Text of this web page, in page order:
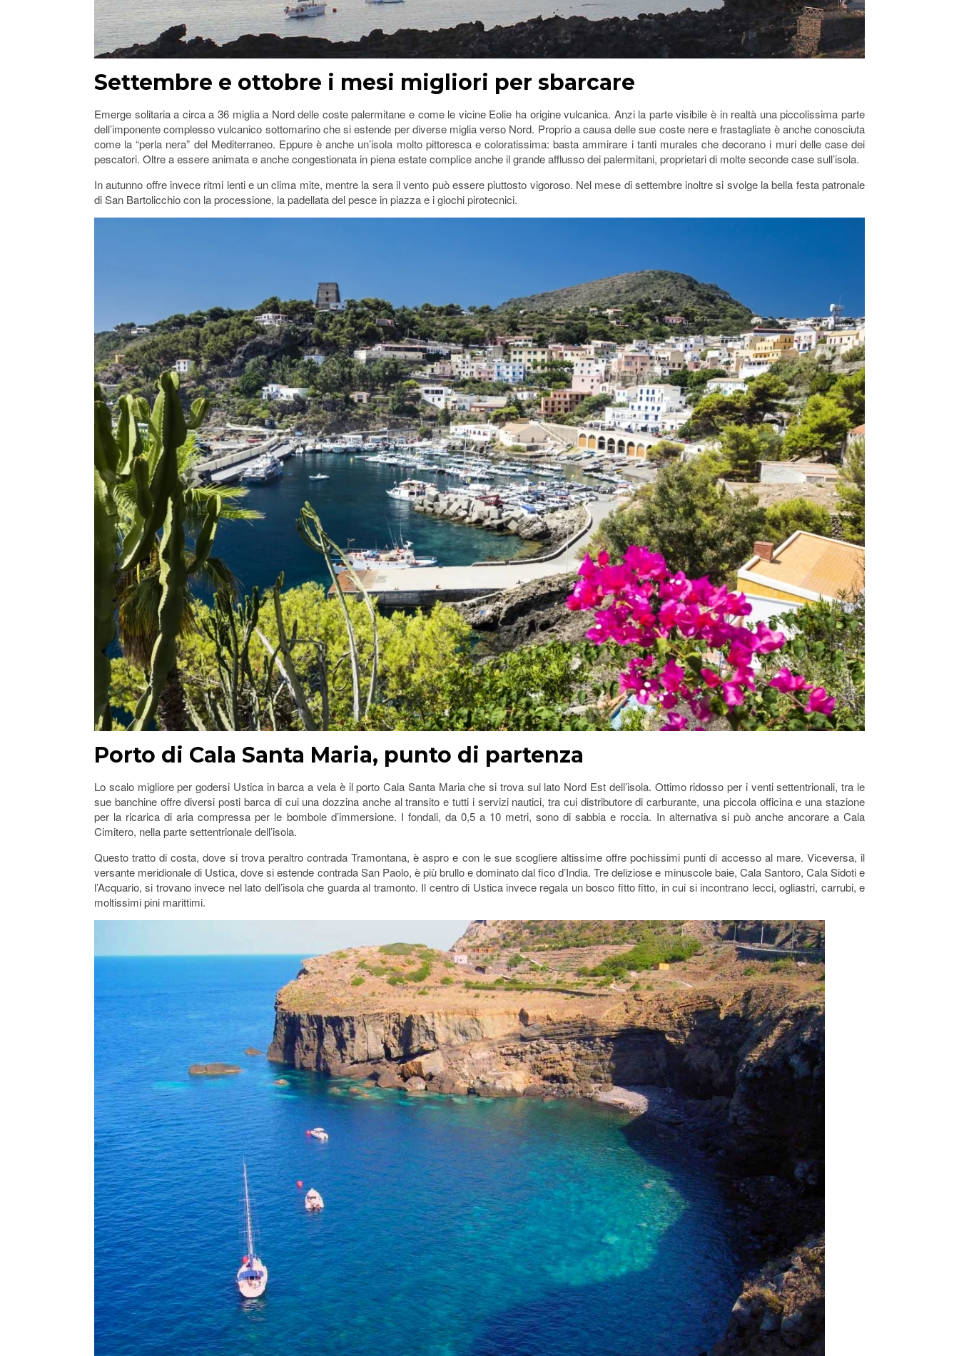
Settembre e ottobre i mesi migliori per sbarcare
Emerge solitaria a circa a 36 miglia a Nord delle coste palermitane e come le vicine Eolie ha origine vulcanica. Anzi la parte visibile è in realtà una piccolissima parte
dell’imponente complesso vulcanico sottomarino che si estende per diverse miglia verso Nord. Proprio a causa delle sue coste nere e frastagliate è anche conosciuta
come la “perla nera” del Mediterraneo. Eppure è anche un’isola molto pittoresca e coloratissima: basta ammirare i tanti murales che decorano i muri delle case dei
pescatori. Oltre a essere animata e anche congestionata in piena estate complice anche il grande afflusso dei palermitani, proprietari di molte seconde case sull’isola.
In autunno offre invece ritmi lenti e un clima mite, mentre la sera il vento può essere piuttosto vigoroso. Nel mese di settembre inoltre si svolge la bella festa patronale
di San Bartolicchio con la processione, la padellata del pesce in piazza e i giochi pirotecnici.
Porto di Cala Santa Maria, punto di partenza
Lo scalo migliore per godersi Ustica in barca a vela è il porto Cala Santa Maria che si trova sul lato Nord Est dell’isola. Ottimo ridosso per i venti settentrionali, tra le
sue banchine offre diversi posti barca di cui una dozzina anche al transito e tutti i servizi nautici, tra cui distributore di carburante, una piccola officina e una stazione
per la ricarica di aria compressa per le bombole d’immersione. I fondali, da 0,5 a 10 metri, sono di sabbia e roccia. In alternativa si può anche ancorare a Cala
Cimitero, nella parte settentrionale dell’isola.
Questo tratto di costa, dove si trova peraltro contrada Tramontana, è aspro e con le sue scogliere altissime offre pochissimi punti di accesso al mare. Viceversa, il
versante meridionale di Ustica, dove si estende contrada San Paolo, è più brullo e dominato dal fico d’India. Tre deliziose e minuscole baie, Cala Santoro, Cala Sidoti e
l’Acquario, si trovano invece nel lato dell’isola che guarda al tramonto. Il centro di Ustica invece regala un bosco fitto fitto, in cui si incontrano lecci, ogliastri, carrubi, e
moltissimi pini marittimi.